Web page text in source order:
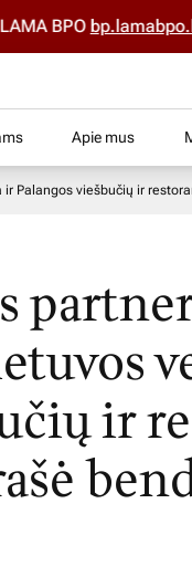
BPObp.lamabpo.lt|
Apie mus
Palangos viešbučių ir
ir